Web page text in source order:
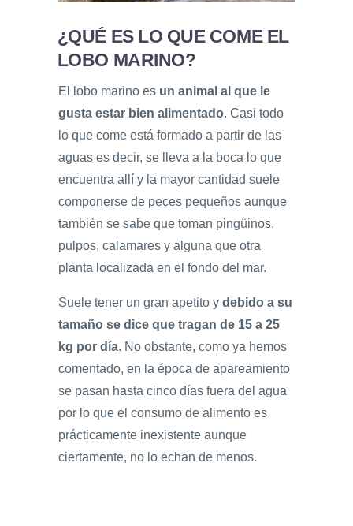
¿QUÉ ES LO QUE COME EL
LOBO MARINO?
El lobo marino es un animal al que le
gusta estar bien alimentado. Casi todo
lo que come está formado a partir de las
aguas es decir, se lleva a la boca lo que
encuentra allí y la mayor cantidad suele
componerse de peces pequeños aunque
también se sabe que toman pingüinos,
pulpos, calamares y alguna que otra
planta localizada en el fondo del mar.
Suele tener un gran apetito y debido a su
tamaño se dice que tragan de 15 a 25
kg por día. No obstante, como ya hemos
comentado, en la época de apareamiento
se pasan hasta cinco días fuera del agua
por lo que el consumo de alimento es
prácticamente inexistente aunque
ciertamente, no lo echan de menos.